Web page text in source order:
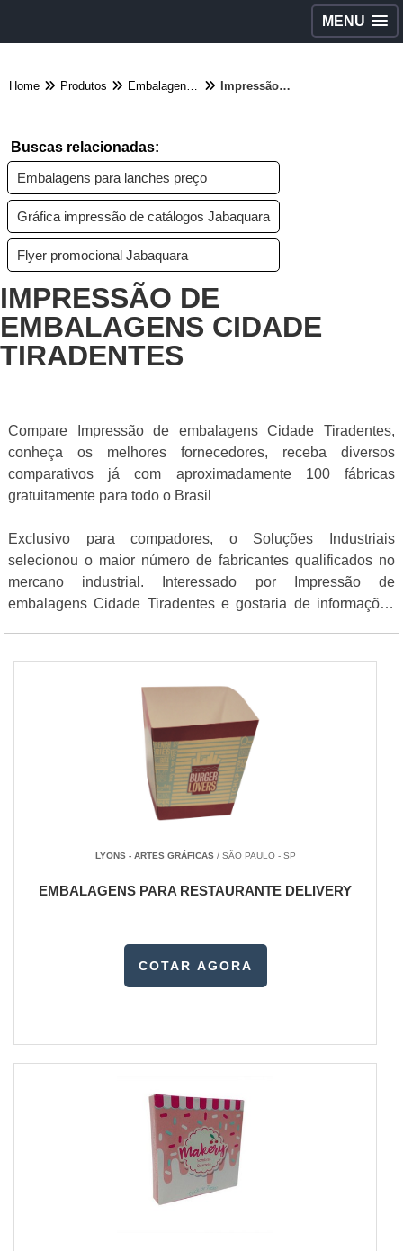
MENU
Home Produtos Embalagens diversas - Categoria Impressão de embalagens Cidade Tiradentes
Buscas relacionadas:
Embalagens para lanches preço
Gráfica impressão de catálogos Jabaquara
Flyer promocional Jabaquara
IMPRESSÃO DE
EMBALAGENS CIDADE
TIRADENTES
Compare Impressão de embalagens Cidade Tiradentes,
conheça os melhores fornecedores, receba diversos
comparativos já com aproximadamente 100 fábricas
gratuitamente para todo o Brasil
Exclusivo para compadores, o Soluções Industriais
selecionou o maior número de fabricantes qualificados no
mercano industrial. Interessado por Impressão de
embalagens Cidade Tiradentes e gostaria de informações
LYONS - ARTES GRÁFICAS/ SÃO PAULO - SP
EMBALAGENS PARA RESTAURANTE DELIVERY
COTAR AGORA